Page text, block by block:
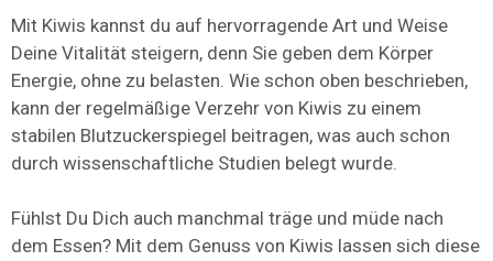
Mit Kiwis kannst du auf hervorragende Art und Weise
Deine Vitalität steigern, denn Sie geben dem Körper
Energie, ohne zu belasten. Wie schon oben beschrieben,
kann der regelmäßige Verzehr von Kiwis zu einem
stabilen Blutzuckerspiegel beitragen, was auch schon
durch wissenschaftliche Studien belegt wurde.
Fühlst Du Dich auch manchmal träge und müde nach
dem Essen? Mit dem Genuss von Kiwis lassen sich diese